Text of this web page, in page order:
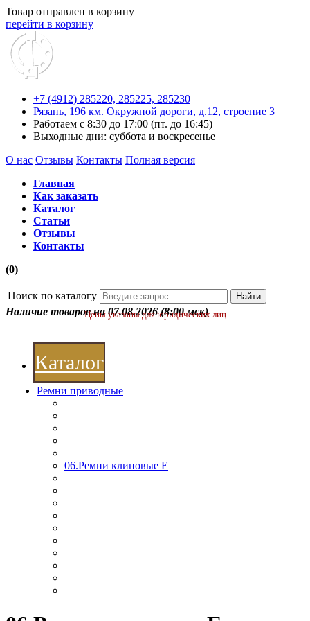
Товар отправлен в корзину
перейти в корзину
+7 (4912) 285220, 285225, 285230
Рязань, 196 км. Окружной дороги, д.12, строение 3
Работаем с 8:30 до 17:00 (пт. до 16:45)
Выходные дни: суббота и воскресенье
О нас Отзывы Контакты Полная версия
Главная
Как заказать
Каталог
Статьи
Отзывы
Контакты
(0)
Поиск по каталогу
Наличие товаров на 07.08.2026 (8:00 мск)
Цены указаны для юридических лиц
Каталог
Ремни приводные
06.Ремни клиновые E